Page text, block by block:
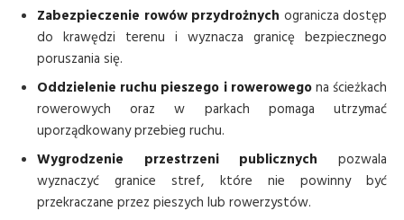
Zabezpieczenie rowów przydrożnych ogranicza dostęp
do krawędzi terenu i wyznacza granicę bezpiecznego
poruszania się.
Oddzielenie ruchu pieszego i rowerowegona ścieżkach
rowerowych oraz w parkach pomaga utrzymać
uporządkowany przebieg ruchu.
Wygrodzenie przestrzeni publicznych pozwala
wyznaczyć granice stref, które nie powinny być
przekraczane przez pieszych lub rowerzystów.